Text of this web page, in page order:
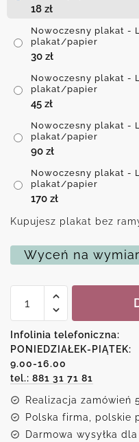
18 zł
Nowoczesny plakat -
plakat/papier
30 zł
Nowoczesny plakat -
plakat/papier
45 zł
Nowoczesny plakat -
plakat/papier
90 zł
Nowoczesny plakat -
plakat/papier
170 zł
Kupujesz plakat bez
Wyceń na wymiar
Nowoczesny
Line
art
Infolinia telefoniczna:
PONIEDZIAŁEK-PIĄTEK:
9.00-16.00
tel.: 881 31 71 81
Realizacja zamówień
Polska firma, polskie
Darmowa wysyłka